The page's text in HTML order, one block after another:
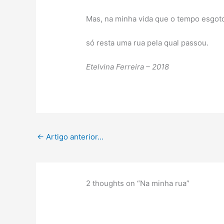
Mas, na minha vida que o tempo
só resta uma rua pela qual passou.
Etelvina Ferreira – 2018
← Artigo anterior...
2 thoughts on “Na minha rua”